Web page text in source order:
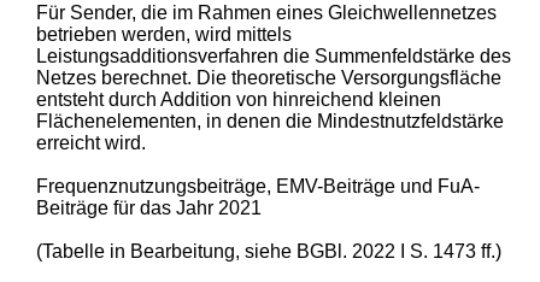
Für Sender, die im Rahmen eines Gleichwellennetzes
betrieben werden, wird mittels
Leistungsadditionsverfahren die Summenfeldstärke des
Netzes berechnet. Die theoretische Versorgungsfläche
entsteht durch Addition von hinreichend kleinen
Flächenelementen, in denen die Mindestnutzfeldstärke
erreicht wird.
Frequenznutzungsbeiträge, EMV-Beiträge und FuA-
Beiträge für das Jahr 2021
(Tabelle in Bearbeitung, siehe BGBl. 2022 I S. 1473 ff.)